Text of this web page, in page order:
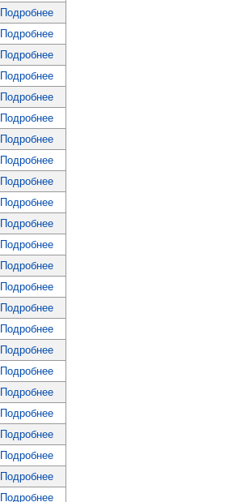
Подробнее
Подробнее
Подробнее
Подробнее
Подробнее
Подробнее
Подробнее
Подробнее
Подробнее
Подробнее
Подробнее
Подробнее
Подробнее
Подробнее
Подробнее
Подробнее
Подробнее
Подробнее
Подробнее
Подробнее
Подробнее
Подробнее
Подробнее
Подробнее